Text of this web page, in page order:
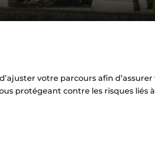
votre parcours afin
protégeant contre les risques liés